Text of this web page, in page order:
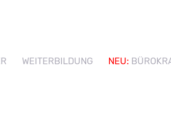
WEITERBILDUNG NEU: